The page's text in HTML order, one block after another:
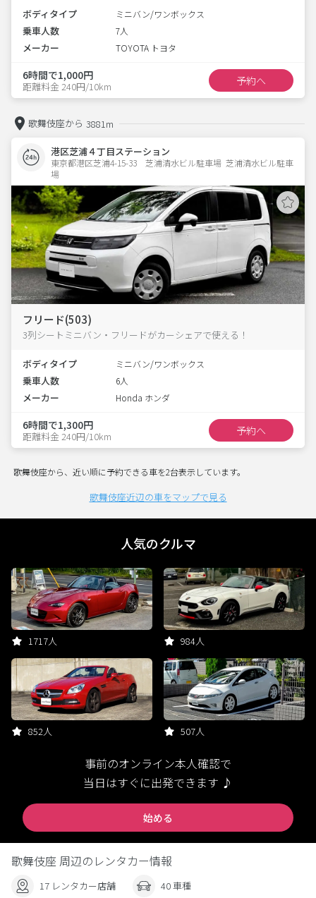
ボディタイプ ミニバン/ワンボックス
乗車人数 7人
メーカー TOYOTA トヨタ
6時間で1,000円
距離料金 240円/10km 予約へ
歌舞伎座から 3881m
港区芝浦４丁目ステーション
東京都港区芝浦4-15-33　芝浦清水ビル駐車場  芝浦清水ビル駐車
場
フリード(503)
3列シートミニバン・フリードがカーシェアで使える！
ボディタイプ ミニバン/ワンボックス
乗車人数 6人
メーカー Honda ホンダ
6時間で1,300円
距離料金 240円/10km 予約へ
歌舞伎座から、近い順に予約できる車を2台表示しています。
歌舞伎座近辺の車をマップで見る
人気のクルマ
1717人 984人
852人 507人
事前のオンライン本人確認で
当日はすぐに出発できます ♪
始める
歌舞伎座 周辺のレンタカー情報
17 レンタカー店舗 40 車種